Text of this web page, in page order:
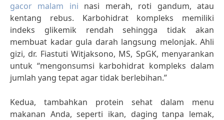
gacor malam ini nasi merah, roti gandum, atau
kentang rebus. Karbohidrat kompleks memiliki
indeks glikemik rendah sehingga tidak akan
membuat kadar gula darah langsung melonjak. Ahli
gizi, dr. Fiastuti Witjaksono, MS, SpGK, menyarankan
untuk “mengonsumsi karbohidrat kompleks dalam
jumlah yang tepat agar tidak berlebihan.”
Kedua, tambahkan protein sehat dalam menu
makanan Anda, seperti ikan, daging tanpa lemak,